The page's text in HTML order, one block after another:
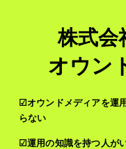
株式会
オウン
☑オウンドメディアを運
らない
☑運用の知識を持つ人が